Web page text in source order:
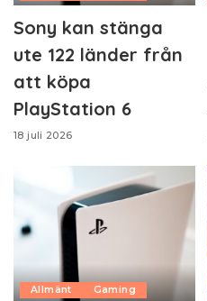
Sony kan stänga
ute 122 länder från
att köpa
PlayStation 6
18 juli 2026
Allmänt Gaming